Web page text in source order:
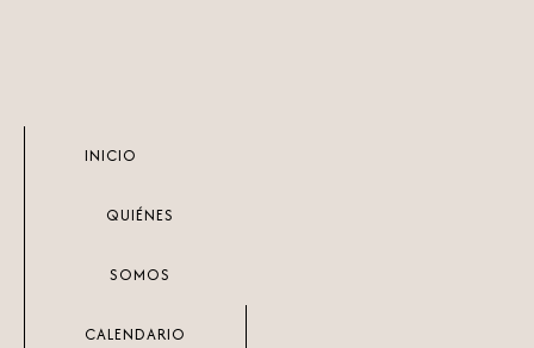
INICIO
QUIÉNES
SOMOS
CALENDARIO